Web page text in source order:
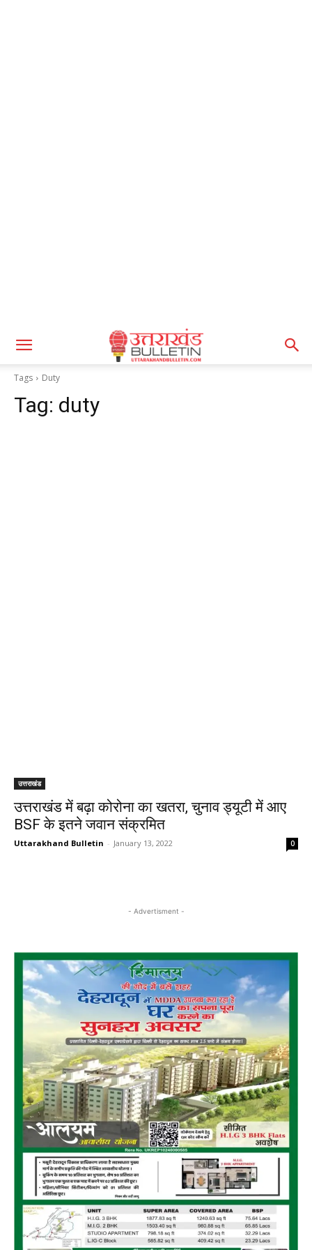
Tags Duty
Tag: duty
उत्तराखंड
उत्तराखंड में बढ़ा कोरोना का खतरा, चुनाव ड्यूटी में आए
BSF के इतने जवान संक्रमित
Uttarakhand Bulletin - January 13, 2022 0
- Advertisment -